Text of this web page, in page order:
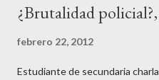
i¿Brutalidad
febrero 22, 2012
Estudiante de secundaria